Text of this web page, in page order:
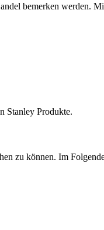
bemerken werden.
Stanley Produkte.
zu können. Im